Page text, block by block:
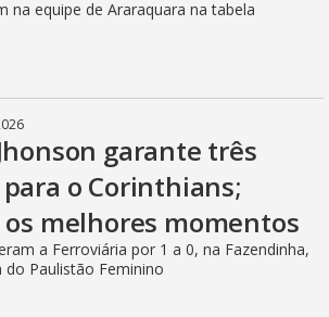
na equipe de Araraquara na tabela
garante três
o Corinthians;
melhores momentos
a Ferroviária por 1 a 0, na Fazendinha,
Paulistão Feminino